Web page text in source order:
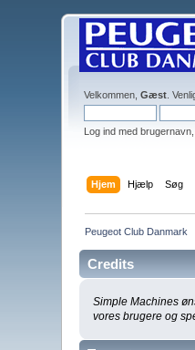
Velkommen,Gæst .
Log ind med
Hjem Hjælp Søg
Peugeot Club Danmark
Credits
Simple Machines
vores brugere og